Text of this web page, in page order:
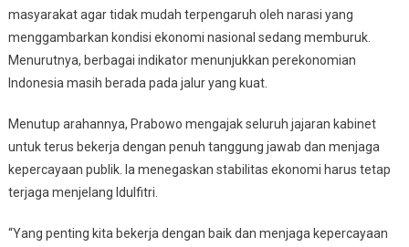
masyarakat agar tidak mudah terpengaruh oleh narasi yang
menggambarkan kondisi ekonomi nasional sedang memburuk.
Menurutnya, berbagai indikator menunjukkan perekonomian
Indonesia masih berada pada jalur yang kuat.
Menutup arahannya, Prabowo mengajak seluruh jajaran kabinet
untuk terus bekerja dengan penuh tanggung jawab dan menjaga
kepercayaan publik. Ia menegaskan stabilitas ekonomi harus tetap
terjaga menjelang Idulfitri.
“Yang penting kita bekerja dengan baik dan menjaga kepercayaan